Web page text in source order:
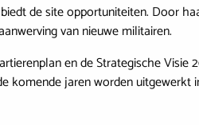
de site opportuniteiten. Door
van nieuwe militairen.
en de Strategische Visie
komende jaren worden